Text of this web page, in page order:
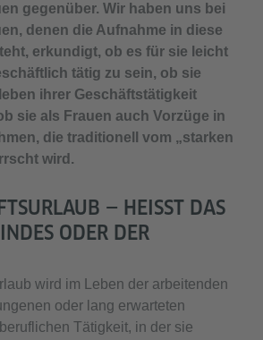
gegenüber. Wir haben uns bei
denen die Aufnahme in diese
erkundigt, ob es für sie leicht
tätig zu sein, ob sie
ihrer Geschäftstätigkeit
sie als Frauen auch Vorzüge in
die traditionell vom „starken
wird.
— HEISST DAS P
ODER DER G
wird im Leben der arbeitenden
oder lang erwarteten
Tätigkeit, in der sie